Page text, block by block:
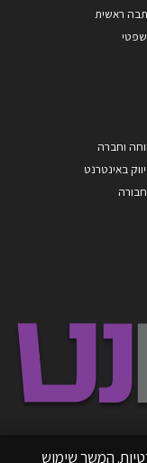
ראשית
וחברה
באינטרנט
המשך שימוש